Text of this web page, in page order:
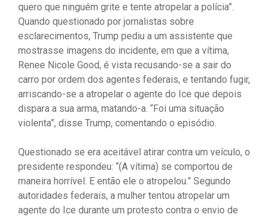
quero que ninguém grite e tente atropelar a polícia”.
Quando questionado por jornalistas sobre
esclarecimentos, Trump pediu a um assistente que
mostrasse imagens do incidente, em que a vítima,
Renee Nicole Good, é vista recusando-se a sair do
carro por ordem dos agentes federais, e tentando fugir,
arriscando-se a atropelar o agente do Ice que depois
dispara a sua arma, matando-a. “Foi uma situação
violenta”, disse Trump, comentando o episódio.
Questionado se era aceitável atirar contra um veículo, o
presidente respondeu: “(A vítima) se comportou de
maneira horrível. E então ele o atropelou.” Segundo
autoridades federais, a mulher tentou atropelar um
agente do Ice durante um protesto contra o envio de